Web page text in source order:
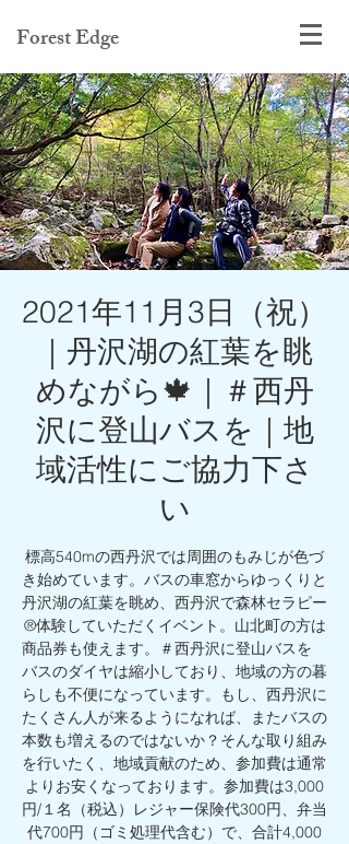
Forest Edge
2021年11月3日（祝）
｜丹沢湖の紅葉を眺
めながら🍁｜＃西丹
沢に登山バスを｜地
域活性にご協力下さ
い
標高540mの西丹沢では周囲のもみじが色づ
き始めています。バスの車窓からゆっくりと
丹沢湖の紅葉を眺め、西丹沢で森林セラピー
®体験していただくイベント。山北町の方は
商品券も使えます。＃西丹沢に登山バスを
バスのダイヤは縮小しており、地域の方の暮
らしも不便になっています。もし、西丹沢に
たくさん人が来るようになれば、またバスの
本数も増えるのではないか？そんな取り組み
を行いたく、地域貢献のため、参加費は通常
よりお安くなっております。参加費は3,000
円/１名（税込）レジャー保険代300円、弁当
代700円（ゴミ処理代含む）で、合計4,000